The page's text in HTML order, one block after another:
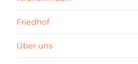
Friedhof
Über uns